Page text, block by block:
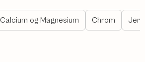
Calcium og Magnesium Chrom Jern